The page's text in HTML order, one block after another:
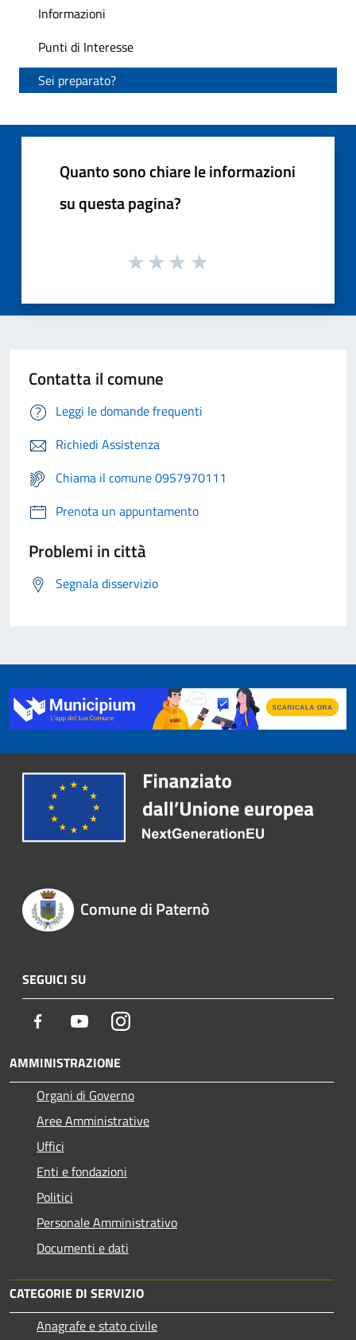
Informazioni
Punti di Interesse
Sei preparato?
Quanto sono chiare le informazioni
su questa pagina?
Contatta il comune
Leggi le domande frequenti
Richiedi Assistenza
Chiama il comune 0957970111
Prenota un appuntamento
Problemi in città
Segnala disservizio
Comune di Paternò
SEGUICI SU
Facebook YoutubeInstagram
AMMINISTRAZIONE
Organi di Governo
Aree Amministrative
Uffici
Enti e fondazioni
Politici
Personale Amministrativo
Documenti e dati
CATEGORIE DI SERVIZIO
Anagrafe e stato civile